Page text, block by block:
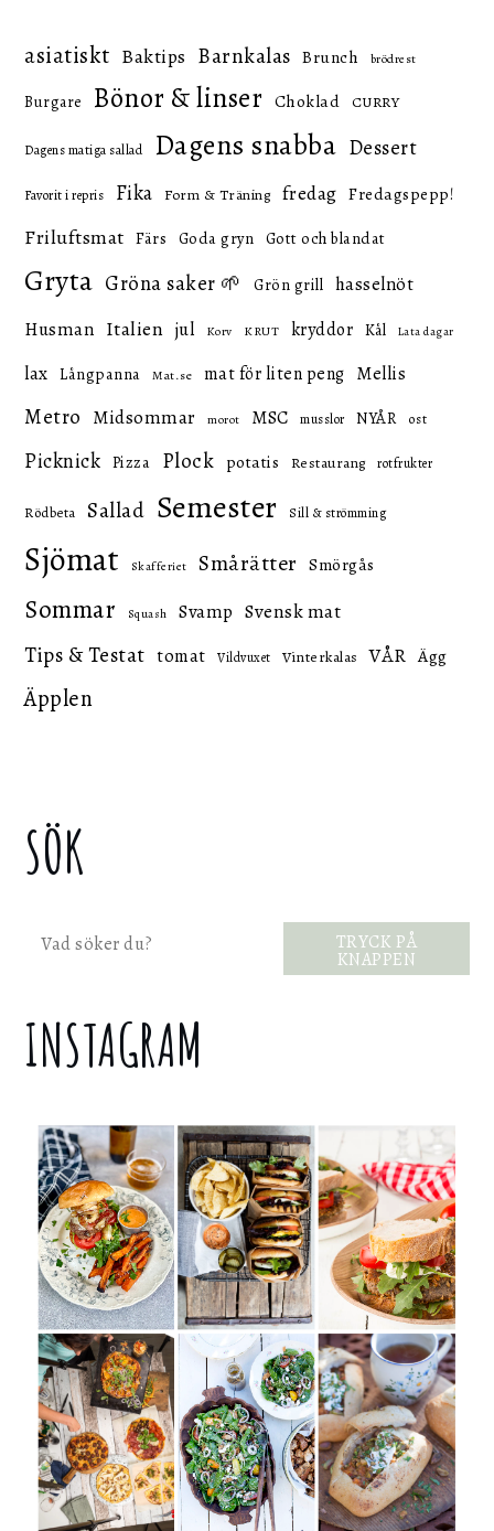
asiatiskt Baktips Barnkalas Brunch brödrest
Burgare Bönor & linser Choklad CURRY
Dagens matiga sallad Dagens snabba Dessert
Favorit i repris Fika Form & Träning fredag Fredagspepp!
Friluftsmat Färs Goda gryn Gott och blandat
Gryta Gröna saker 🌱 Grön grill hasselnöt
Husman Italien jul Korv KRUT kryddor Kål Lata dagar
lax Långpanna Mat.se mat för liten peng Mellis
Metro Midsommar morot MSC musslor NYÅR ost
Picknick Pizza Plock potatis Restaurang rotfrukter
Rödbeta Sallad Semester Sill & strömming
Sjömat Skafferiet Smårätter Smörgås
Sommar Squash Svamp Svensk mat
Tips & Testat tomat Vildvuxet Vinterkalas VÅR Ägg
Äpplen
SÖK
Sök TRYCK PÅ
KNAPPEN
INSTAGRAM